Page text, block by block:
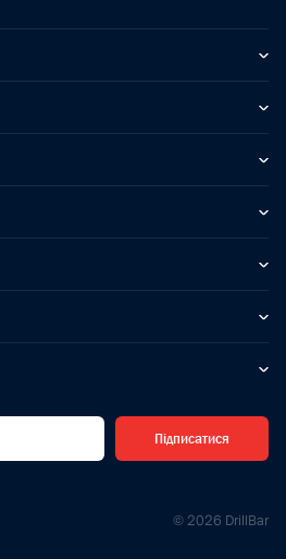
Підписатися
© 2026 DrillBar